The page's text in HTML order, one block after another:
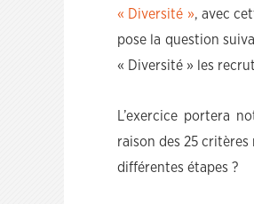
« Diversité », avec
pose la question
« Diversité » les
L’exercice portera
raison des 25
différentes étapes ?